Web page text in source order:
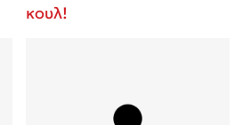
κουλ!